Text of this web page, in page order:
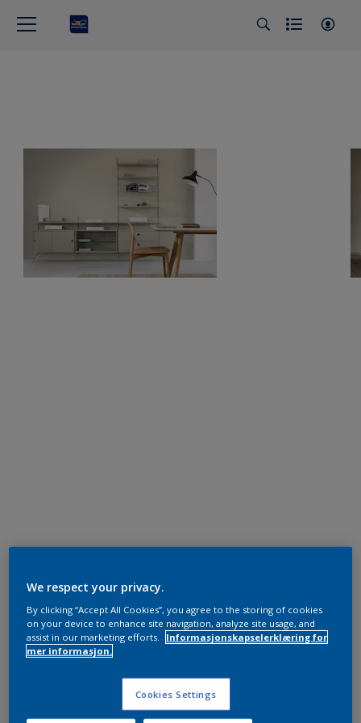
We respect your privacy.
By clicking “Accept All Cookies”, you agree to the storing of cookies
on your device to enhance site navigation, analyze site usage, and
assist in our marketing efforts.
Informasjonskapselerklæring for
mer informasjon.
Cookies Settings